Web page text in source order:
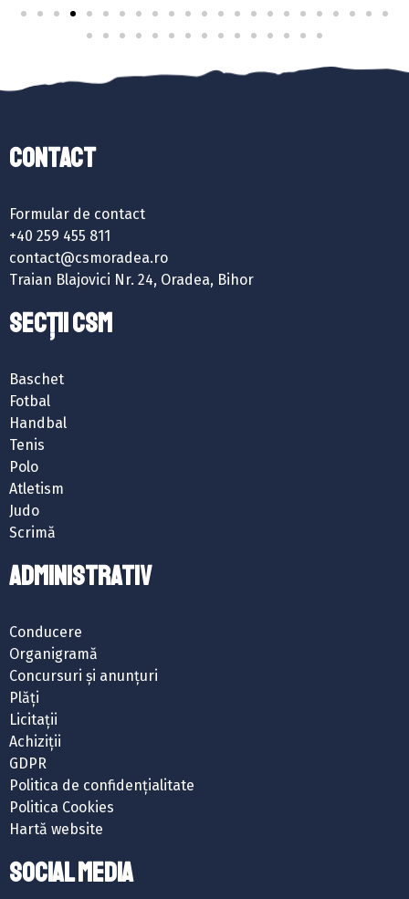
Contact
Formular de contact
+40 259 455 811
contact@csmoradea.ro
Traian Blajovici Nr. 24, Oradea, Bihor
SECȚII CSM
Baschet
Fotbal
Handbal
Tenis
Polo
Atletism
Judo
Scrimă
ADMINISTRATIV
Conducere
Organigramă
Concursuri și anunțuri
Plăți
Licitații
Achiziții
GDPR
Politica de confidențialitate
Politica Cookies
Hartă website
SOCIAL MEDIA